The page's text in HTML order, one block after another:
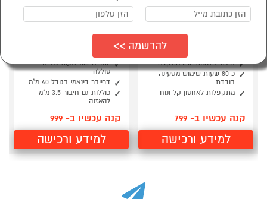
סמן להשוואה
חיבור בלוטות’ 5.0 מתקדם
כ 80 שעות שימוש מטעינה
בודדת
מתקפלות לאחסון קל ונוח
קנה עכשיו ב- 799
למידע ורכישה
סמן להשוואה
מארשל שחור
יותר מ-100 שעות של חיי
סוללה
דרייבר דינאמי בגודל 40 מ"מ
כוללות גם חיבור 3.5 מ"מ
להאזנה
קנה עכשיו ב- 999
למידע ורכישה